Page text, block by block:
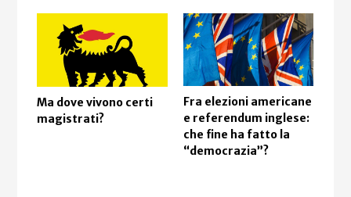
Ma dove vivono certi
magistrati?
Fra elezioni americane
e referendum inglese:
che fine ha fatto la
“democrazia”?